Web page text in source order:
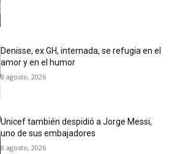
Denisse, ex GH, internada, se refugia en el
amor y en el humor
8 agosto, 2026
Unicef también despidió a Jorge Messi,
uno de sus embajadores
8 agosto, 2026